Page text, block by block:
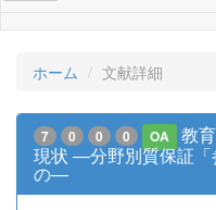
ホーム 文献詳細
7 0 0 0 OA
教
現状 ―分野別質保証「
の―